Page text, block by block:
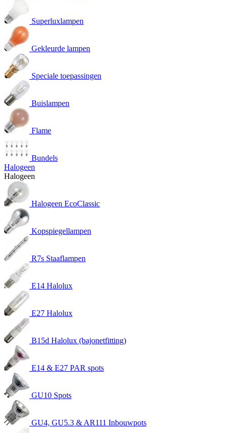
Superluxlampen
Gekleurde lampen
Speciale toepassingen
Buislampen
Flame
Bundels
Halogeen
Halogeen
Halogeen EcoClassic
Kopspiegellampen
R7s Staaflampen
E14 Halolux
E27 Halolux
B15d Halolux (bajonetfitting)
E14 & E27 PAR spots
GU10 Spots
GU4, GU5.3 & AR111 Inbouwpots